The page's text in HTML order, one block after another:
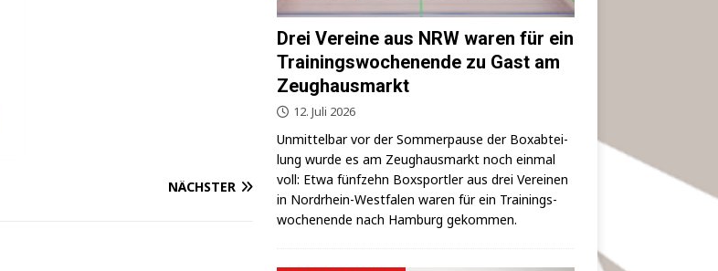
NÄCHSTER
Drei Vereine aus NRW waren für ein
Trainingswochenende zu Gast am
Zeughausmarkt
12. Juli 2026
Unmit­tel­bar vor der Som­mer­pau­se der Box­ab­tei­
lung wur­de es am Zeug­haus­markt noch ein­mal
voll: Etwa fünf­zehn Box­sport­ler aus drei Ver­ei­nen
in Nord­rhein-West­fa­len waren für ein Trai­nings­
wo­chen­en­de nach Ham­burg gekommen.